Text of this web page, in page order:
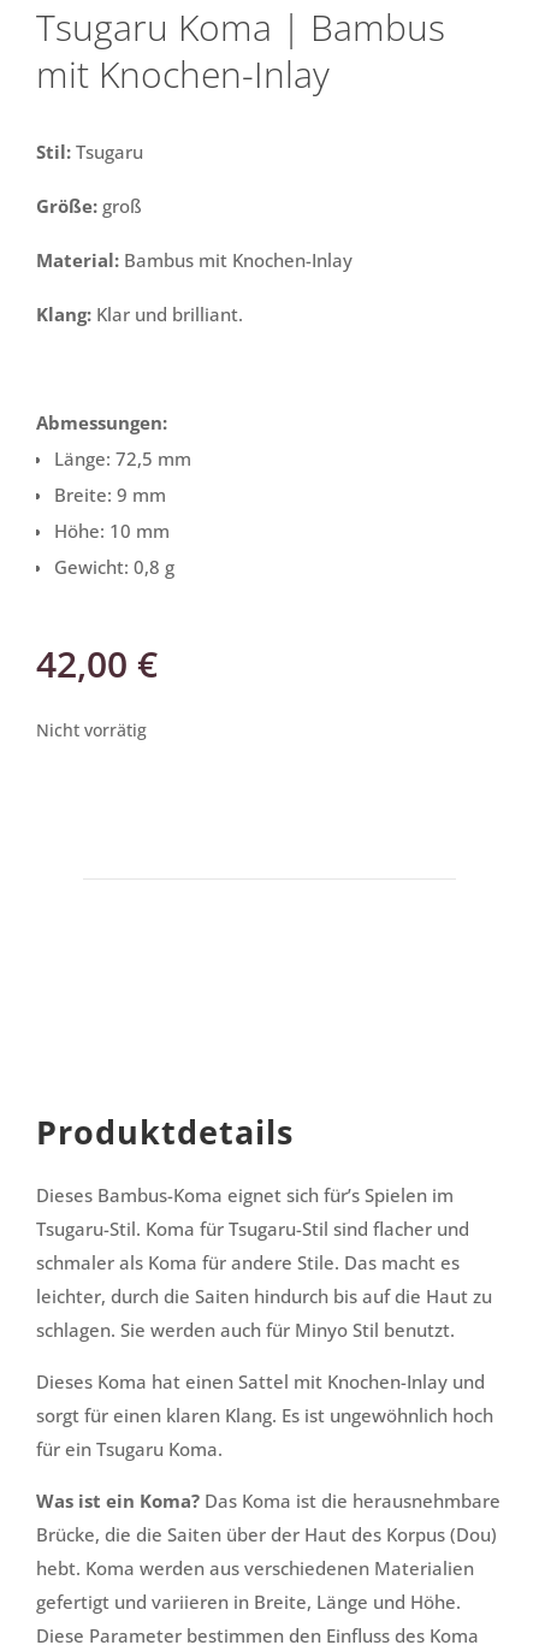
Tsugaru Koma | Bambus
mit Knochen-Inlay
Stil: Tsugaru
Größe: groß
Material: Bambus mit Knochen-Inlay
Klang: Klar und brilliant.
Abmessungen:
Länge: 72,5 mm
Breite: 9 mm
Höhe: 10 mm
Gewicht: 0,8 g
42,00 €
Nicht vorrätig
Produktdetails
Dieses Bambus-Koma eignet sich für’s Spielen im
Tsugaru-Stil. Koma für Tsugaru-Stil sind flacher und
schmaler als Koma für andere Stile. Das macht es
leichter, durch die Saiten hindurch bis auf die Haut zu
schlagen. Sie werden auch für Minyo Stil benutzt.
Dieses Koma hat einen Sattel mit Knochen-Inlay und
sorgt für einen klaren Klang. Es ist ungewöhnlich hoch
für ein Tsugaru Koma.
Was ist ein Koma? Das Koma ist die herausnehmbare
Brücke, die die Saiten über der Haut des Korpus (Dou)
hebt. Koma werden aus verschiedenen Materialien
gefertigt und variieren in Breite, Länge und Höhe.
Diese Parameter bestimmen den Einfluss des Koma